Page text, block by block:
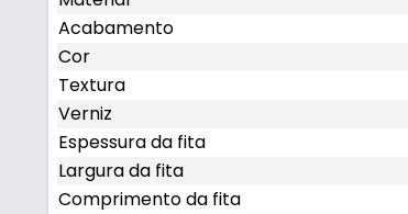
Acabamento
Cor
Textura
Verniz
Espessura da fita
Largura da fita
Comprimento da fita